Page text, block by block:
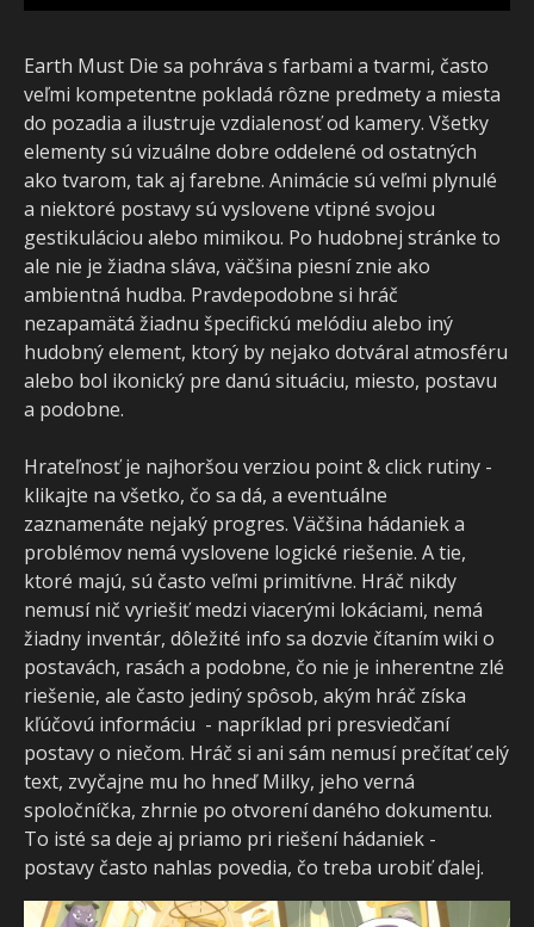
Earth Must Die sa pohráva s farbami a tvarmi, často
veľmi kompetentne pokladá rôzne predmety a miesta
do pozadia a ilustruje vzdialenosť od kamery. Všetky
elementy sú vizuálne dobre oddelené od ostatných
ako tvarom, tak aj farebne. Animácie sú veľmi plynulé
a niektoré postavy sú vyslovene vtipné svojou
gestikuláciou alebo mimikou. Po hudobnej stránke to
ale nie je žiadna sláva, väčšina piesní znie ako
ambientná hudba. Pravdepodobne si hráč
nezapamätá žiadnu špecifickú melódiu alebo iný
hudobný element, ktorý by nejako dotváral atmosféru
alebo bol ikonický pre danú situáciu, miesto, postavu
a podobne.
Hrateľnosť je najhoršou verziou point & click rutiny -
klikajte na všetko, čo sa dá, a eventuálne
zaznamenáte nejaký progres. Väčšina hádaniek a
problémov nemá vyslovene logické riešenie. A tie,
ktoré majú, sú často veľmi primitívne. Hráč nikdy
nemusí nič vyriešiť medzi viacerými lokáciami, nemá
žiadny inventár, dôležité info sa dozvie čítaním wiki o
postavách, rasách a podobne, čo nie je inherentne zlé
riešenie, ale často jediný spôsob, akým hráč získa
kľúčovú informáciu - napríklad pri presviedčaní
postavy o niečom. Hráč si ani sám nemusí prečítať celý
text, zvyčajne mu ho hneď Milky, jeho verná
spoločníčka, zhrnie po otvorení daného dokumentu.
To isté sa deje aj priamo pri riešení hádaniek -
postavy často nahlas povedia, čo treba urobiť ďalej.